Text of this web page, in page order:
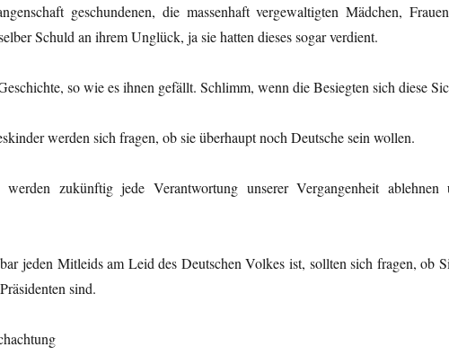
geschundenen, die massenhaft vergewaltigten Mädchen,
Schuld an ihrem Unglück, ja sie hatten dieses sogar verdient.
so wie es ihnen gefällt. Schlimm, wenn die Besiegten sich diese
werden sich fragen, ob sie überhaupt noch Deutsche sein wollen.
werden zukünftig jede Verantwortung unserer Vergangenheit
jeden Mitleids am Leid des Deutschen Volkes ist, sollten sich fragen, ob
sind.